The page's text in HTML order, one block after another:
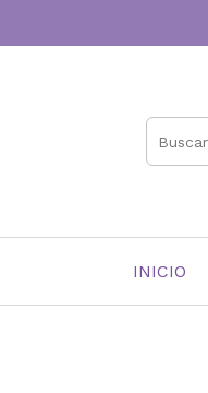
INICIO